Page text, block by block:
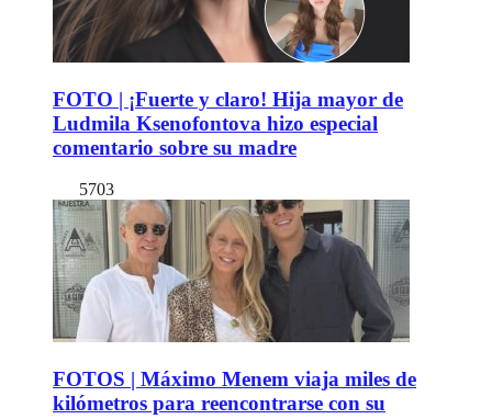
FOTO | ¡Fuerte y claro! Hija mayor de
Ludmila Ksenofontova hizo especial
comentario sobre su madre
5703
FOTOS | Máximo Menem viaja miles de
kilómetros para reencontrarse con su